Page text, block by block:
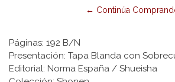
← Continúa
Páginas: 192 B/N
Presentación: Tapa Blanda con
Editorial: Norma España / Shueisha